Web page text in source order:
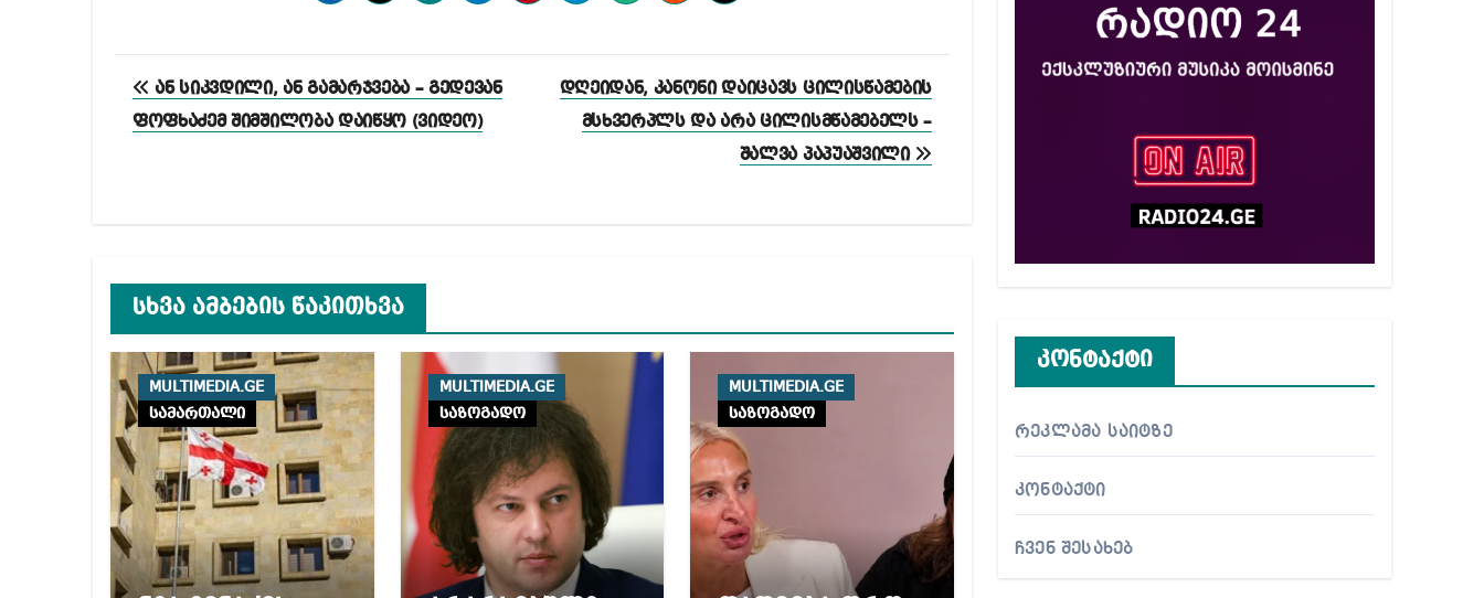
პოსტის
ნავიგაცია
ან სიკვდილი, ან გამარჯვება – გედევან
ფოფხაძემ შიმშილობა დაიწყო (ვიდეო)
დღეიდან, კანონი დაიცავს ცილისწამების
მსხვერპლს და არა ცილისმწამებელს –
შალვა პაპუაშვილი
სხვა ამბების წაკითხვა
MULTIMEDIA.GE
სამართალი
MULTIMEDIA.GE
საზოგადო
MULTIMEDIA.GE
საზოგადო
კონტაქტი
რეკლამა საიტზე
კონტაქტი
ჩვენ შესახებ